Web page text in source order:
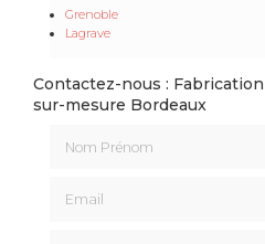
Grenoble
Lagrave
Contactez-nous :
sur-mesure Bordeaux